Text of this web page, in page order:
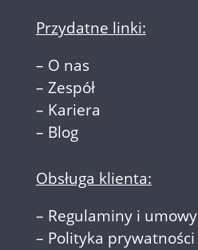
Przydatne linki:
– O nas
– Zespół
– Kariera
– Blog
Obsługa klienta:
– Regulaminy i umowy
– Polityka prywatności